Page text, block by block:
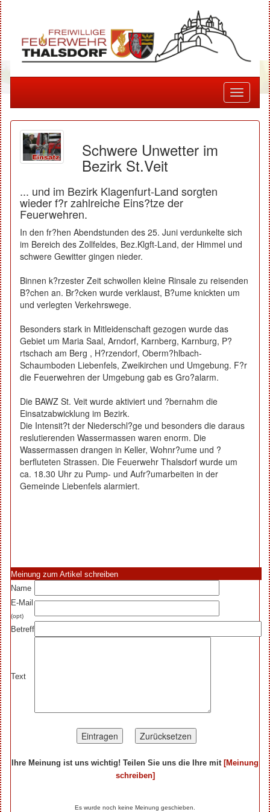
Toggle
Schwere Unwetter im
Bezirk St.Veit
... und im Bezirk Klagenfurt-Land sorgten
wieder f?r zahlreiche Eins?tze der
Feuerwehren.
In den fr?hen Abendstunden des 25. Juni verdunkelte sich
im Bereich des Zollfeldes, Bez.Klgft-Land, der Himmel und
schwere Gewitter gingen nieder.
Binnen k?rzester Zeit schwollen kleine Rinsale zu reisenden
B?chen an. Br?cken wurde verklaust, B?ume knickten um
und verlegten Verkehrswege.
Besonders stark in Mitleidenschaft gezogen wurde das
Gebiet um Maria Saal, Arndorf, Karnberg, Karnburg, P?
rtschach am Berg , H?rzendorf, Oberm?hlbach-
Schaumboden Liebenfels, Zweikirchen und Umgebung. F?r
die Feuerwehren der Umgebung gab es Gro?alarm.
Die BAWZ St. Veit wurde aktiviert und ?bernahm die
Einsatzabwicklung im Bezirk.
Die Intensit?t der Niederschl?ge und besonders die daraus
reslutierenden Wassermassen waren enorm. Die
Wassermassen drangen in Keller, Wohnr?ume und ?
berfluteten Strassen. Die Feuerwehr Thalsdorf wurde um
ca. 18.30 Uhr zu Pump- und Aufr?umarbeiten in der
Gemeinde Liebenfels alarmiert.
Meinung zum Artikel schreiben
Name
E-Mail
(opt)
Betreff
Text
Ihre Meinung ist uns wichtig! Teilen Sie uns die Ihre mit [Meinung
schreiben]
Es wurde noch keine Meinung geschieben.